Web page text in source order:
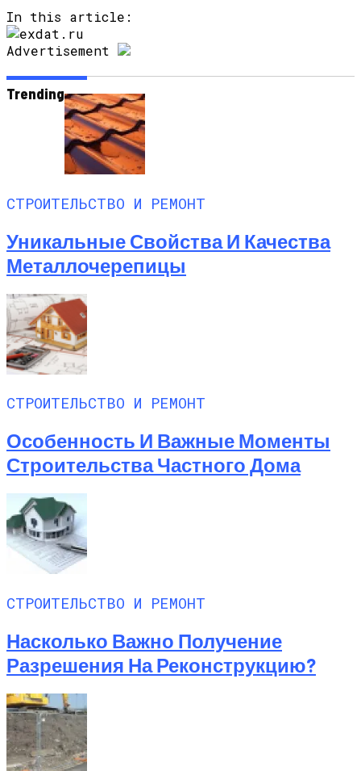
In this article:
Advertisement
Trending
СТРОИТЕЛЬСТВО И РЕМОНТ
Уникальные Свойства И Качества
Металлочерепицы
СТРОИТЕЛЬСТВО И РЕМОНТ
Особенность И Важные Моменты
Строительства Частного Дома
СТРОИТЕЛЬСТВО И РЕМОНТ
Насколько Важно Получение
Разрешения На Реконструкцию?